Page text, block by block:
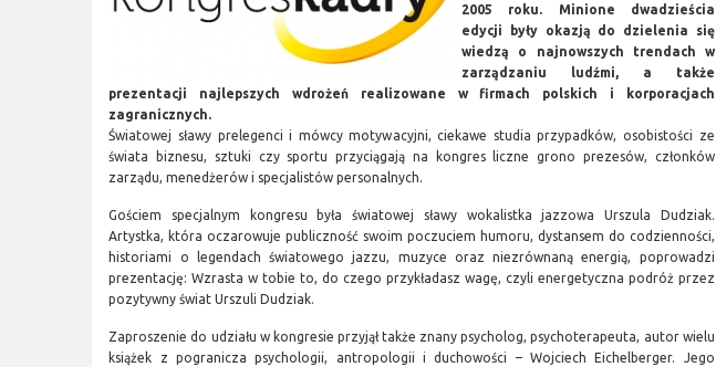
2005 roku. Minione dwadzieścia
edycji były okazją do dzielenia się
wiedzą o najnowszych trendach w
zarządzaniu ludźmi, a także
prezentacji najlepszych wdrożeń realizowane w firmach polskich i korporacjach
zagranicznych.
Światowej sławy prelegenci i mówcy motywacyjni, ciekawe studia przypadków, osobistości ze
świata biznesu, sztuki czy sportu przyciągają na kongres liczne grono prezesów, członków
zarządu, menedżerów i specjalistów personalnych.
Gościem specjalnym kongresu była światowej sławy wokalistka jazzowa Urszula Dudziak.
Artystka, która oczarowuje publiczność swoim poczuciem humoru, dystansem do codzienności,
historiami o legendach światowego jazzu, muzyce oraz niezrównaną energią, poprowadzi
prezentację: Wzrasta w tobie to, do czego przykładasz wagę, czyli energetyczna podróż przez
pozytywny świat Urszuli Dudziak.
Zaproszenie do udziału w kongresie przyjął także znany psycholog, psychoterapeuta, autor wielu
książek z pogranicza psychologii, antropologii i duchowości – Wojciech Eichelberger. Jego